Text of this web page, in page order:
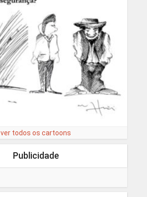
ver todos os cartoons
Publicidade